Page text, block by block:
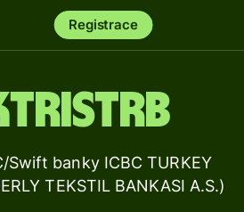
Registrace
Swift banky ICBC TURKEY
TEKSTIL BANKASI A.S.)